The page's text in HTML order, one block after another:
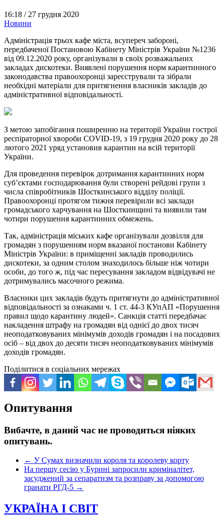
16:18 / 27 грудня 2020
Новини
Адміністрація трьох кафе міста, всупереч забороні,
передбаченої Постановою Кабінету Міністрів України №1236
від 09.12.2020 року, організували в своїх розважальних
закладах дискотеки. Виявлені порушення норм карантинного
законодавства правоохоронці зареєстрували та зібрали
необхідні матеріали для притягнення власників закладів до
адміністративної відповідальності.
З метою запобігання поширенню на території України гострої
респіраторної хвороби COVID-19, з 19 грудня 2020 року до 28
лютого 2021 уряд установив карантин на всій території
України.
Для проведення перевірок дотримання карантинних норм
суб’єктами господарювання були створені рейдові групи з
числа співробітників Шосткинського відділу поліції.
Правоохоронці протягом тижня перевірили всі заклади
громадського харчування на Шосткинщині та виявили там
чотири порушення карантинних обмежень.
Так, адміністрація міських кафе організували дозвілля для
громадян з порушенням норм вказаної постанови Кабінету
Міністрів України: в приміщенні закладів проводились
дискотеки, за одним столом знаходилось більше ніж чотири
особи, до того ж, під час пересування закладом відвідувачі не
дотримувались масочного режима.
Власники цих закладів будуть притягнути до адміністративної
відповідальності за ознаками ч. 1 ст. 44-3 КУпАП «Порушення
правил щодо карантину людей». Санкція статті передбачає
накладення штрафу на громадян від однієї до двох тисяч
неоподатковуваних мінімумів доходів громадян і на посадових
осіб – від двох до десяти тисяч неоподатковуваних мінімумів
доходів громадян.
Поділитися в соціальних мережах
Опитування
Вибачте, в даний час не проводиться ніяких
опитувань.
← У Сумах визначили короля та королеву корту
На першу сесію у Бурині запросили криміналітет,
засуджений за сепаратизм та розправу за допомогою
гранати РГД-5 →
УКРАЇНА І СВІТ